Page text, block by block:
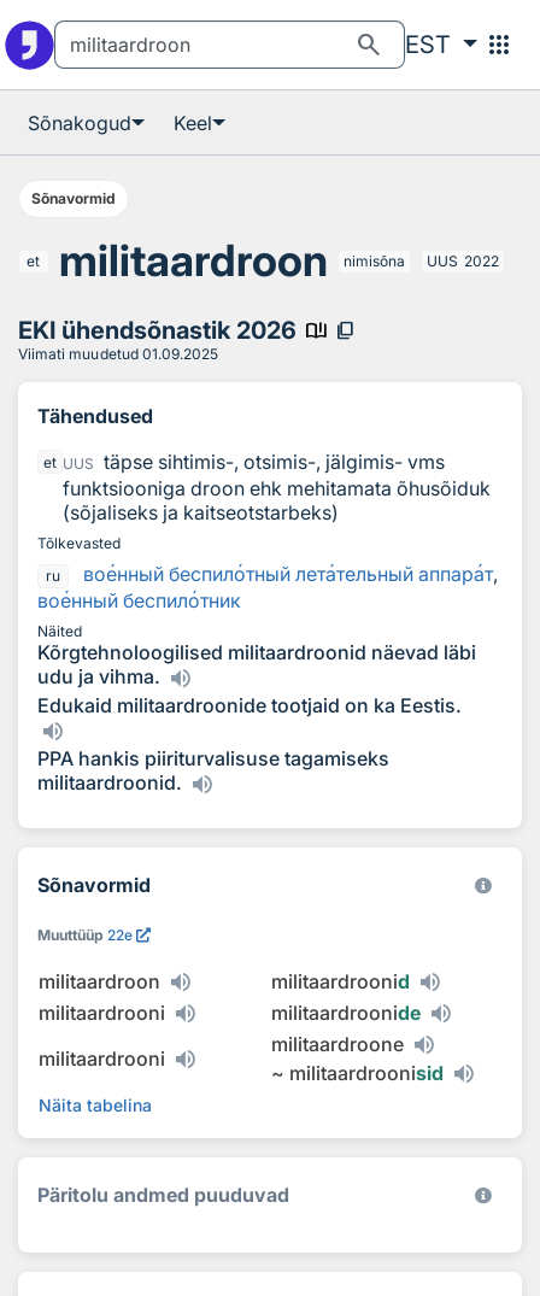
search EST apps
Sõnakogud Keel
Sõnavormid
et militaardroon nimisõna UUS 2022
EKI ühendsõnastik 2026 book_ribbon content_copy
Viimati muudetud 01.09.2025
Tähendused
et UUS
täpse sihtimis-, otsimis-, jälgimis- vms
funktsiooniga droon ehk mehitamata õhusõiduk
(sõjaliseks ja kaitseotstarbeks)
Tõlkevasted
ru
военный беспилотный летательный аппарат,
военный беспилотник
Näited
Kõrgtehnoloogilised militaardroonid näevad läbi
udu ja vihma.
Edukaid militaardroonide tootjaid on ka Eestis.
PPA hankis piiriturvalisuse tagamiseks
militaardroonid.
Sõnavormid
Muuttüüp 22e
militaardroon militaardroonid
militaardrooni
militaardroonide
militaardrooni
militaardroone
~ militaardroonisid
Näita tabelina
Päritolu andmed puuduvad